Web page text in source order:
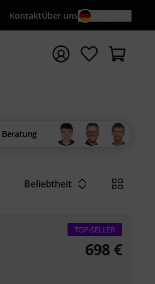
KontaktÜber uns
starten
Beratung
Beliebtheit
TOP-SELLER
698 €